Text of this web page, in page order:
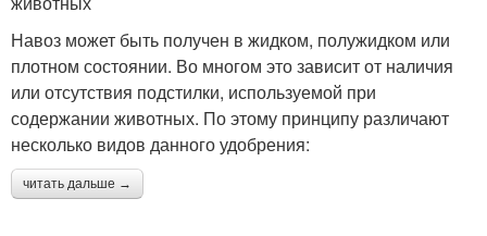
Навоз может быть получен в жидком, полужидком или
плотном состоянии. Во многом это зависит от наличия
или отсутствия подстилки, используемой при
содержании животных. По этому принципу различают
несколько видов данного удобрения:
читать дальше →